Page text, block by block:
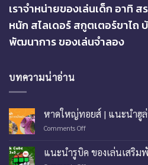
เราจำหน่ายของเล่นเด็ก อาทิ
หนัก สไลเดอร์ สกูตเตอร์ขาไถ
พัฒนาการ ของเล่นจำลอง
บทความน่าอ่าน
หาดใหญ่ทอยส์ | แนะนำฮู
Comments Offon
ทอย
แนะนำรูบิค ของเล่นเสริม